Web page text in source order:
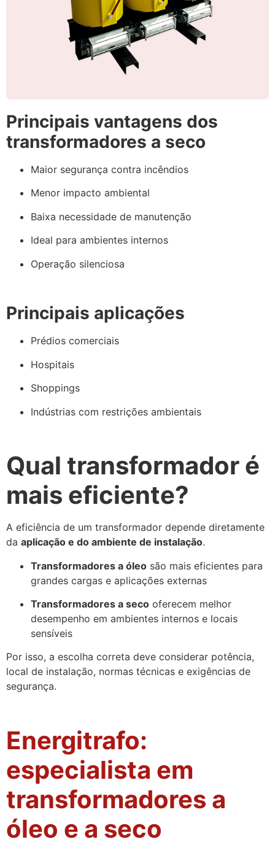
Principais vantagens dos
transformadores a seco
Maior segurança contra incêndios
Menor impacto ambiental
Baixa necessidade de manutenção
Ideal para ambientes internos
Operação silenciosa
Principais aplicações
Prédios comerciais
Hospitais
Shoppings
Indústrias com restrições ambientais
Qual transformador é
mais eficiente?
A eficiência de um transformador depende diretamente
da aplicação e do ambiente de instalação.
Transformadores a óleo são mais eficientes para
grandes cargas e aplicações externas
Transformadores a seco oferecem melhor
desempenho em ambientes internos e locais
sensíveis
Por isso, a escolha correta deve considerar potência,
local de instalação, normas técnicas e exigências de
segurança.
Energitrafo:
especialista em
transformadores a
óleo e a seco